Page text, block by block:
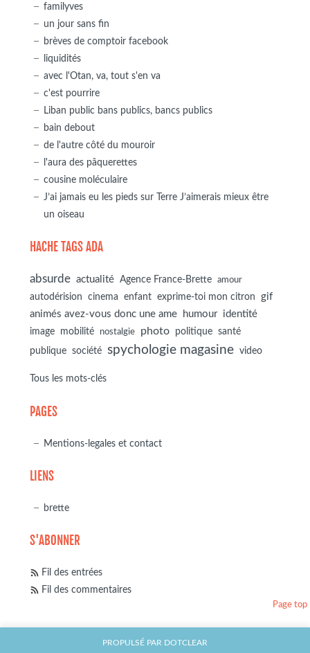
familyves
un jour sans fin
brèves de comptoir facebook
liquidités
avec l'Otan, va, tout s'en va
c'est pourrire
Liban public bans publics, bancs publics
bain debout
de l'autre côté du mouroir
l'aura des pâquerettes
cousine moléculaire
J’ai jamais eu les pieds sur Terre J’aimerais mieux être
un oiseau
HACHE TAGS ADA
absurde actualité Agence France-Brette amour
autodérision cinema enfant exprime-toi mon citron
gif
animés avez-vous donc une ame
humour identité
image mobilité nostalgie photo politique
santé
publique
société spychologie magasine video
Tous les mots-clés
PAGES
Mentions-legales et contact
LIENS
brette
S'ABONNER
Fil des entrées
Fil des commentaires
PROPULSÉ PAR DOTCLEAR
Page top